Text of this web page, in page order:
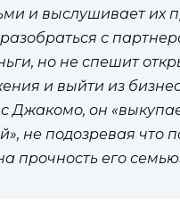
и выслушивает их
разобраться с
но не спешит
и выйти из
Джакомо, он
не подозревая что
прочность его